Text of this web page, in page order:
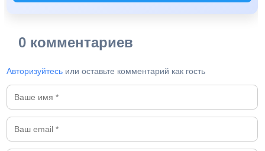
0 комментариев
Авторизуйтесь или оставьте комментарий как гость